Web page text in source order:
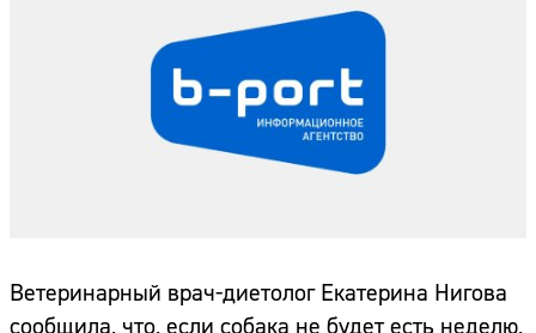
Ветеринарный врач-диетолог Екатерина Нигова
сообщила, что, если собака не будет есть неделю,